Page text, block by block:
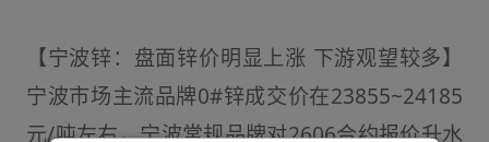
【宁波锌：盘面锌价明显上涨 下游观望较多】
宁波市场主流品牌0#锌成交价在23855~24185
元/吨左右，宁波常规品牌对2606合约报价升水